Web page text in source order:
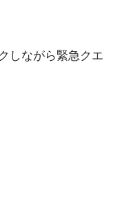
しながら緊急クエ